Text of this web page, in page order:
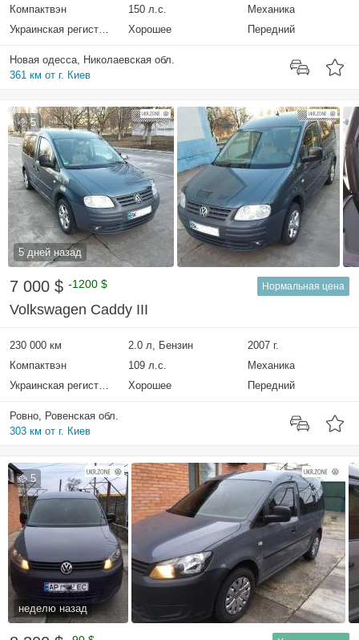
Компактвэн
150 л.с.
Механика
Украинская регистрация
Хорошее Передний
Новая одесса, Николаевская обл.
361 км от г. Киев
5
5 дней назад
7 000 $ -1200 $ Нормальная цена
Volkswagen Caddy III
230 000 км 2.0 л, Бензин
2007 г.
Компактвэн
109 л.с.
Механика
Украинская регистрация
Хорошее Передний
Ровно, Ровенская обл.
303 км от г. Киев
5
неделю назад